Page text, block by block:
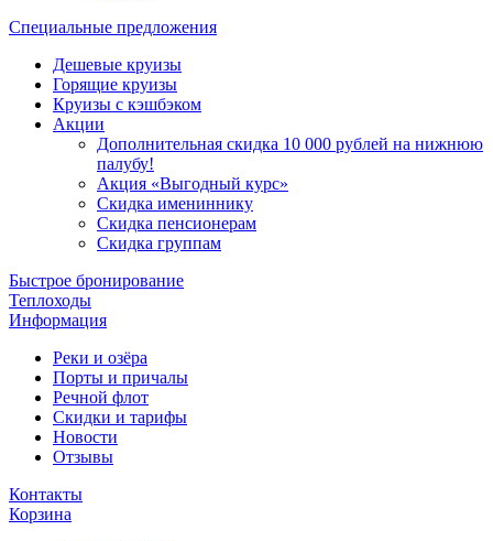
Специальные предложения
Дешевые круизы
Горящие круизы
Круизы с кэшбэком
Акции
Дополнительная скидка 10 000 рублей на нижнюю
палубу!
Акция «Выгодный курс»
Скидка имениннику
Скидка пенсионерам
Скидка группам
Быстрое бронирование
Теплоходы
Информация
Реки и озёра
Порты и причалы
Речной флот
Скидки и тарифы
Новости
Отзывы
Контакты
Корзина